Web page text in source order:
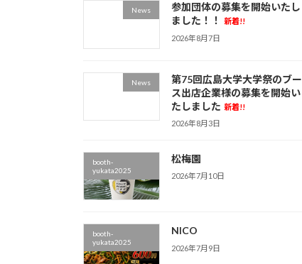
News
参加団体の募集を開始いたし
ました！！
新着!!
2026年8月7日
News
第75回広島大学大学祭のブー
ス出店企業様の募集を開始い
たしました 新着!!
2026年8月3日
booth-
yukata2025
松梅園
2026年7月10日
booth-
yukata2025
NICO
2026年7月9日